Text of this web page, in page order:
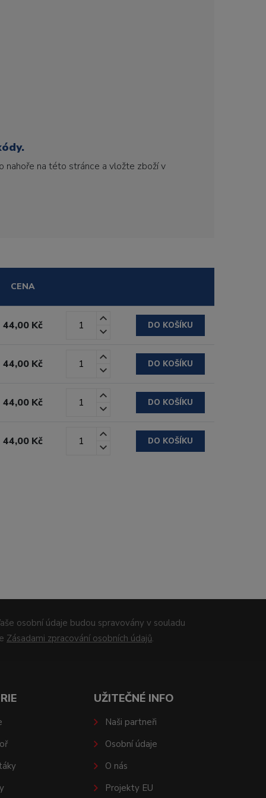
nahoře na této stránce a vložte zboží v
CENA
44,00 Kč DO KOŠÍKU
44,00 Kč DO KOŠÍKU
44,00 Kč DO KOŠÍKU
44,00 Kč DO KOŠÍKU
osobní údaje budou spravovány v souladu
Zásadami zpracování osobních údajů.
UŽITEČNÉ INFO
Naši partneři
Osobní údaje
O nás
Projekty EU